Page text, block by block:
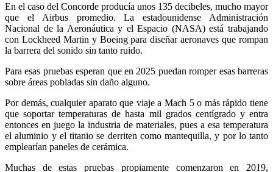
En el caso del Concorde producía unos 135 decibeles, mucho mayor
que el Airbus promedio. La estadounidense Administración
Nacional de la Aeronáutica y el Espacio (NASA) está trabajando
con Lockheed Martin y Boeing para diseñar aeronaves que rompan
la barrera del sonido sin tanto ruido.
Para esas pruebas esperan que en 2025 puedan romper esas barreras
sobre áreas pobladas sin daño alguno.
Por demás, cualquier aparato que viaje a Mach 5 o más rápido tiene
que soportar temperaturas de hasta mil grados centígrado y entra
entonces en juego la industria de materiales, pues a esa temperatura
el aluminio y el titanio se derriten como mantequilla, y por lo tanto
emplearían paneles de cerámica.
Muchas de estas pruebas propiamente comenzaron en 2019,